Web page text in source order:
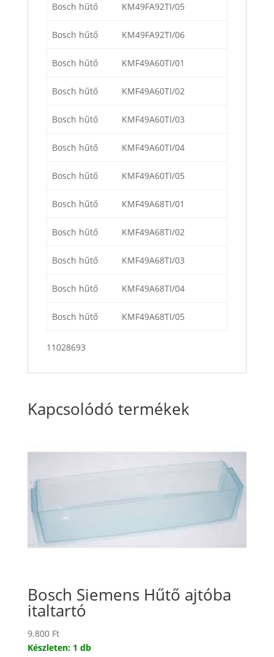
Bosch hűtő KM49FA92TI/05
Bosch hűtő KM49FA92TI/06
Bosch hűtő KMF49A60TI/01
Bosch hűtő KMF49A60TI/02
Bosch hűtő KMF49A60TI/03
Bosch hűtő KMF49A60TI/04
Bosch hűtő KMF49A60TI/05
Bosch hűtő KMF49A68TI/01
Bosch hűtő KMF49A68TI/02
Bosch hűtő KMF49A68TI/03
Bosch hűtő KMF49A68TI/04
Bosch hűtő KMF49A68TI/05
11028693
Kapcsolódó termékek
Bosch Siemens Hűtő ajtóba
italtartó
9.800 Ft
Készleten: 1 db